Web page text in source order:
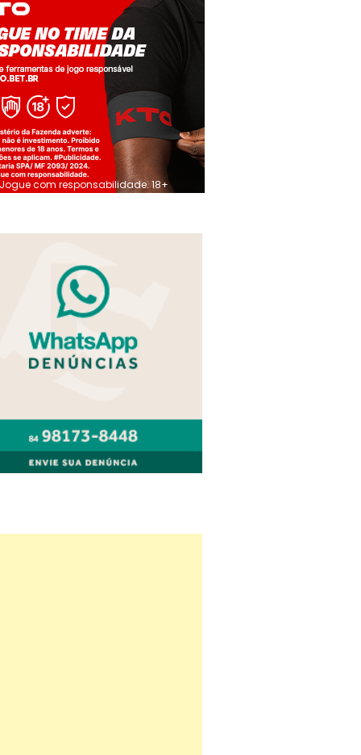
Jogue com responsabilidade. 18+